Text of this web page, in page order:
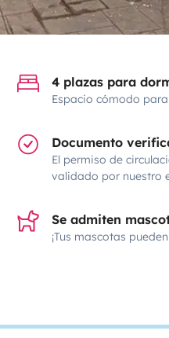
4 plazas para
Espacio cómodo
Documento
El permiso de
validado por nuestro
Se admiten
¡Tus mascotas